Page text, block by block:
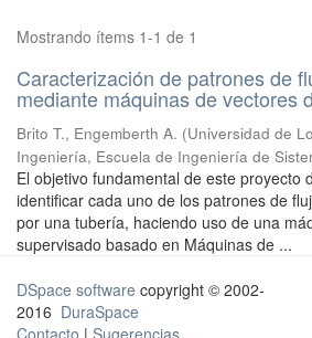
Mostrando ítems 1-1 de 1
Caracterización de patrones de
mediante máquinas de vectores
Brito T., Engemberth A. (Universidad de
Ingeniería, Escuela de Ingeniería de
El objetivo fundamental de este proyecto
identificar cada uno de los patrones de
por una tubería, haciendo uso de una
supervisado basado en Máquinas de ...
DSpace software copyright © 2002-
2016 DuraSpace
Contacto | Sugerencias